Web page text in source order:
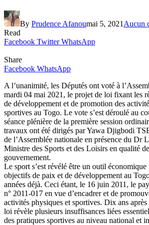
By Prudence Afanoumai 5, 2021 Aucun
Read
Facebook Twitter WhatsApp
Share
Facebook WhatsApp
A l’unanimité, les Députés ont voté à
mardi 04 mai 2021, le projet de loi fixant les
de développement et de promotion des
sportives au Togo. Le vote s’est déroulé au
séance plénière de la première session
travaux ont été dirigés par Yawa Djigbodi
de l’Assemblée nationale en présence du
Ministre des Sports et des Loisirs en qualité
gouvernement.
Le sport s’est révélé être un outil
objectifs de paix et de développement au
années déjà. Ceci étant, le 16 juin 2011, le
n° 2011-017 en vue d’encadrer et de
activités physiques et sportives. Dix ans
loi révèle plusieurs insuffisances liées
des pratiques sportives au niveau national et